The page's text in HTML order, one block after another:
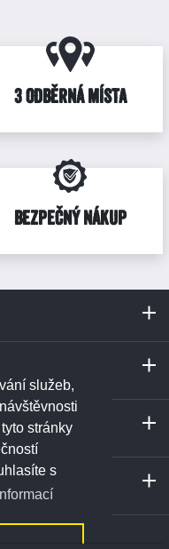
služeb,
stránky
s
3 ODBĚRNÁ MÍSTA
BEZPEČNÝ NÁKUP